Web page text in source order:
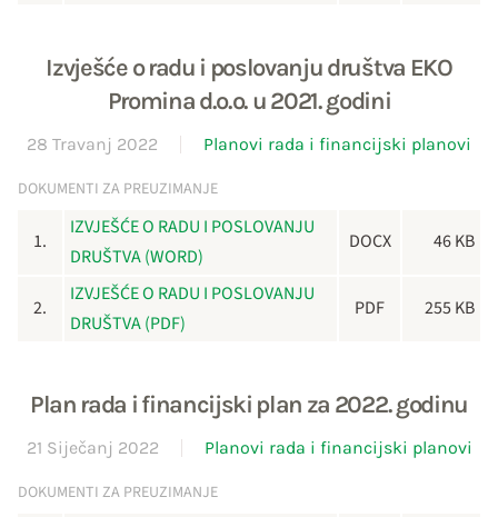
Izvješće o radu i poslovanju društva EKO
Promina d.o.o. u 2021. godini
28 Travanj 2022 Planovi rada i financijski planovi
DOKUMENTI ZA PREUZIMANJE
1.
IZVJEŠĆE O RADU I POSLOVANJU
DRUŠTVA (WORD)
DOCX 46 KB
2.
IZVJEŠĆE O RADU I POSLOVANJU
DRUŠTVA (PDF)
PDF 255 KB
Plan rada i financijski plan za 2022. godinu
21 Siječanj 2022 Planovi rada i financijski planovi
DOKUMENTI ZA PREUZIMANJE